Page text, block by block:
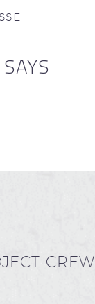
CREW